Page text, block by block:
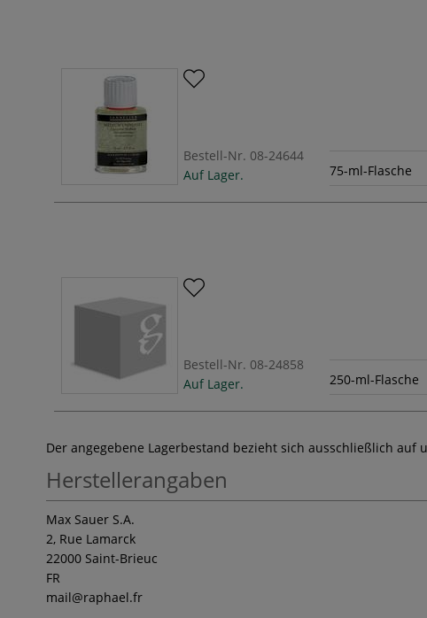
Bestell-Nr. 08-24644
Auf Lager.
75-ml-Flasche
Bestell-Nr. 08-24858
Auf Lager.
250-ml-Flasche
Der angegebene Lagerbestand bezieht sich ausschließlich
Herstellerangaben
Max Sauer S.A.
2, Rue Lamarck
22000 Saint-Brieuc
FR
mail@raphael.fr